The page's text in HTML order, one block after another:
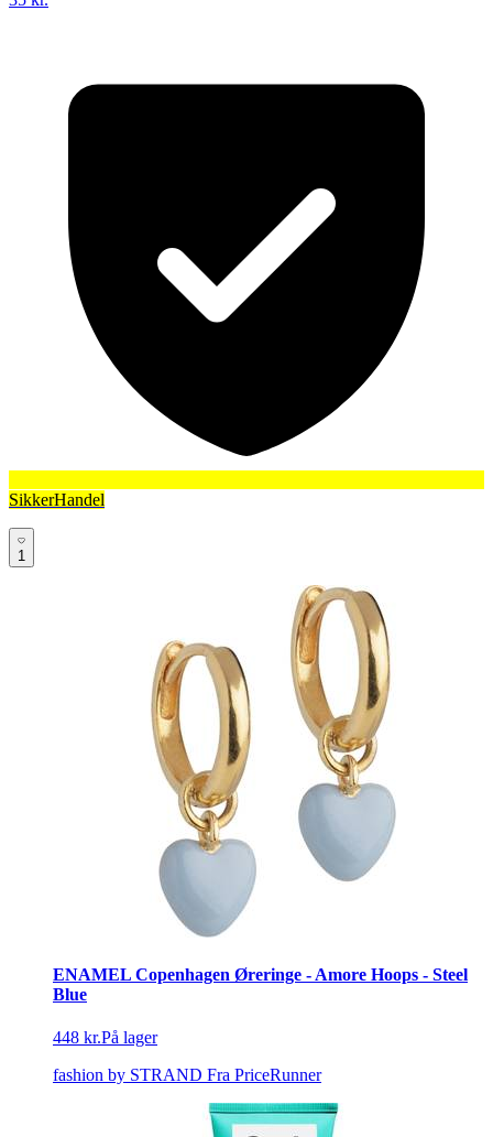
SikkerHandel
1
ENAMEL Copenhagen Øreringe - Amore Hoops - Steel
Blue
448 kr.På lager
fashion by STRAND Fra PriceRunner